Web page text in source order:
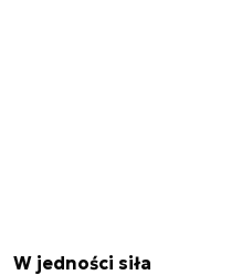
W jedności siła